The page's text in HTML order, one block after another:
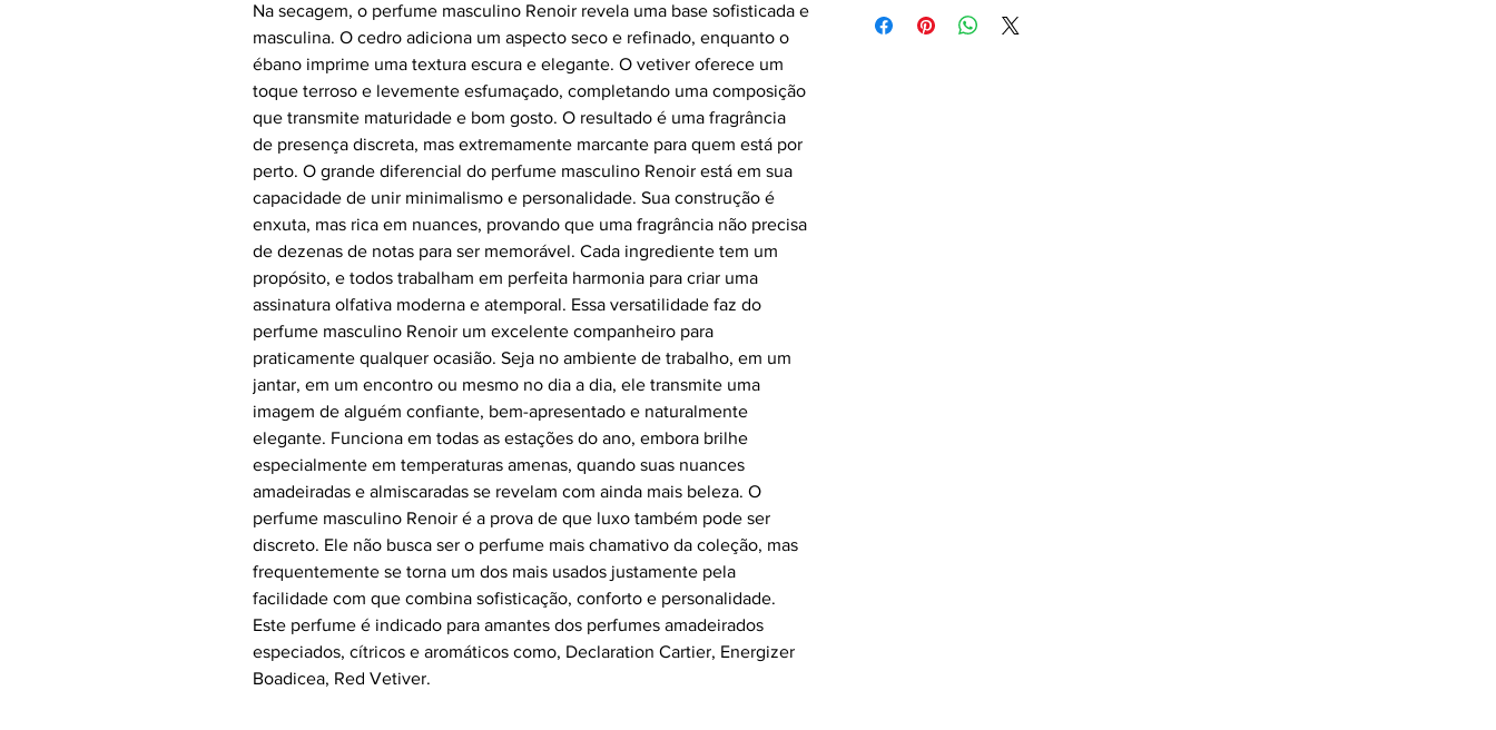
Na secagem, o perfume masculino Renoir revela uma base sofisticada e
masculina. O cedro adiciona um aspecto seco e refinado, enquanto o
ébano imprime uma textura escura e elegante. O vetiver oferece um
toque terroso e levemente esfumaçado, completando uma composição
que transmite maturidade e bom gosto. O resultado é uma fragrância
de presença discreta, mas extremamente marcante para quem está por
perto. O grande diferencial do perfume masculino Renoir está em sua
capacidade de unir minimalismo e personalidade. Sua construção é
enxuta, mas rica em nuances, provando que uma fragrância não precisa
de dezenas de notas para ser memorável. Cada ingrediente tem um
propósito, e todos trabalham em perfeita harmonia para criar uma
assinatura olfativa moderna e atemporal. Essa versatilidade faz do
perfume masculino Renoir um excelente companheiro para
praticamente qualquer ocasião. Seja no ambiente de trabalho, em um
jantar, em um encontro ou mesmo no dia a dia, ele transmite uma
imagem de alguém confiante, bem-apresentado e naturalmente
elegante. Funciona em todas as estações do ano, embora brilhe
especialmente em temperaturas amenas, quando suas nuances
amadeiradas e almiscaradas se revelam com ainda mais beleza. O
perfume masculino Renoir é a prova de que luxo também pode ser
discreto. Ele não busca ser o perfume mais chamativo da coleção, mas
frequentemente se torna um dos mais usados justamente pela
facilidade com que combina sofisticação, conforto e personalidade.
Este perfume é indicado para amantes dos perfumes amadeirados
especiados, cítricos e aromáticos como, Declaration Cartier, Energizer
Boadicea, Red Vetiver.